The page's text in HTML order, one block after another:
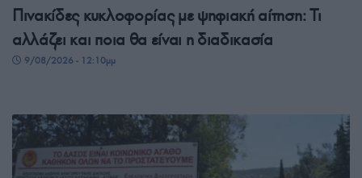
Πινακίδες κυκλοφορίας με ψηφιακή αίτηση: Τι
αλλάζει και ποια θα είναι η διαδικασία
9/08/2026 - 12:10μμ